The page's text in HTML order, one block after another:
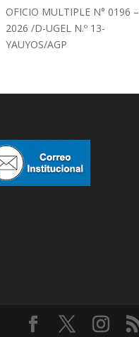
OFICIO MULTIPLE N° 0196 –
2026 /D-UGEL N.º 13-
YAUYOS/AGP